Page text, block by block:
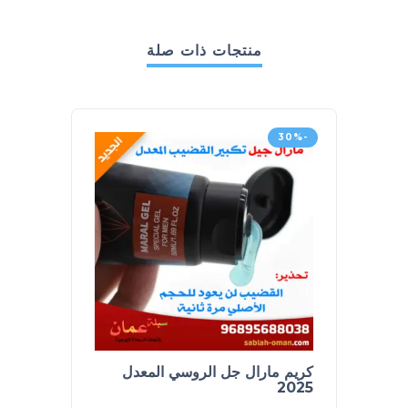
منتجات ذات صلة
-30%
كريم مارال جل الروسي المعدل
2025